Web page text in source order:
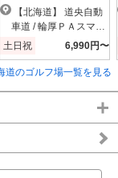
車道 / 輪厚ＰＡスマー
トIC
土日祝 6,990円〜
道のゴルフ場一覧を見る